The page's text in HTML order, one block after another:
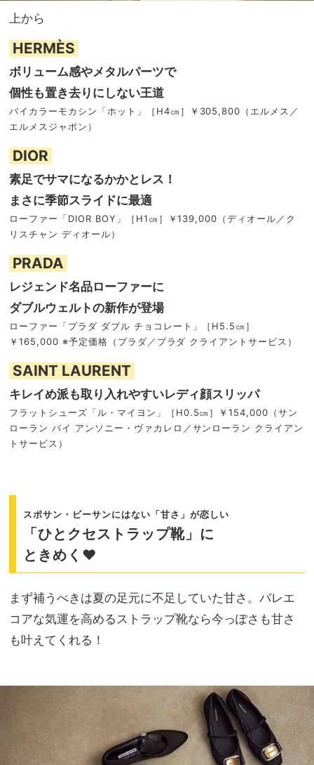
上から
HERMÈS
ボリューム感やメタルパーツで
個性も置き去りにしない王道
バイカラーモカシン「ホット」［H4㎝］￥305,800（エルメス／
エルメスジャポン）
DIOR
素足でサマになるかかとレス！
まさに季節スライドに最適
ローファー「DIOR BOY」［H1㎝］￥139,000（ディオール／ク
リスチャン ディオール）
PRADA
レジェンド名品ローファーに
ダブルウェルトの新作が登場
ローファー「プラダ ダブル チョコレート」［H5.5㎝］
￥165,000 ※予定価格（プラダ／プラダ クライアントサービス）
SAINT LAURENT
キレイめ派も取り入れやすいレディ顔スリッパ
フラットシューズ「ル・マイヨン」［H0.5㎝］￥154,000（サン
ローラン バイ アンソニー・ヴァカレロ／サンローラン クライアン
トサービス）
スポサン・ビーサンにはない「甘さ」が恋しい
「ひとクセストラップ靴」に
ときめく♥
まず補うべきは夏の足元に不足していた甘さ。バレエ
コアな気運を高めるストラップ靴なら今っぽさも甘さ
も叶えてくれる！